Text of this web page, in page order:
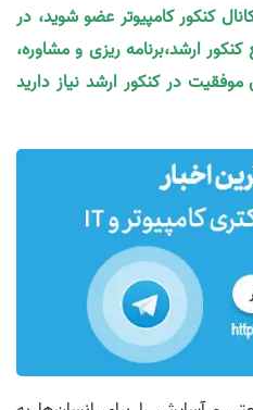
کنکور کامپیوتر عضو شوید، در
ارشد،برنامه ریزی و مشاوره،
در کنکور ارشد نیاز دارید